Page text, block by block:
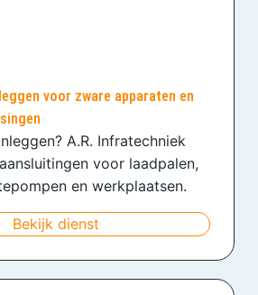
voor zware apparaten en
A.R. Infratechniek
voor laadpalen,
en werkplaatsen.
Bekijk dienst